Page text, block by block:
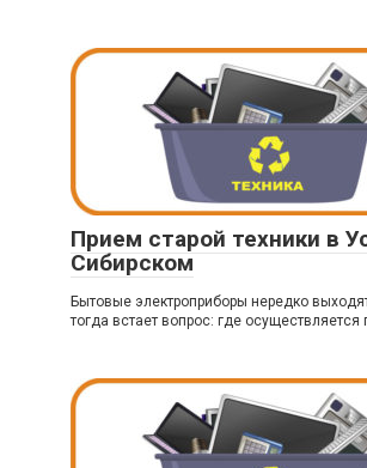
Прием старой техники в
Сибирском
Бытовые электроприборы нередко
тогда встает вопрос: где осуществляется